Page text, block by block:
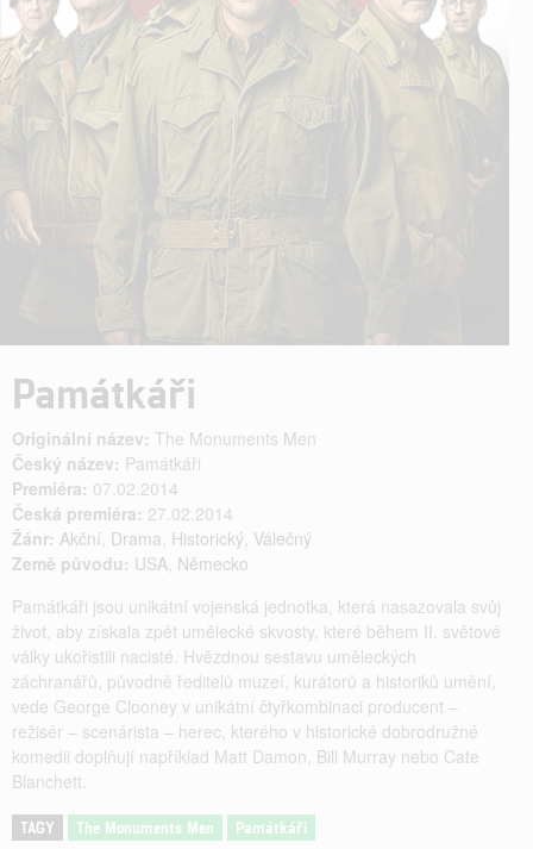
Památkáři
Originální název: The Monuments Men
Český název: Památkáři
Premiéra: 07.02.2014
Česká premiéra: 27.02.2014
Žánr: Akční, Drama, Historický, Válečný
Země původu: USA, Německo
Památkáři jsou unikátní vojenská jednotka, která nasazovala svůj
život, aby získala zpět umělecké skvosty, které během II. světové
války ukořistili nacisté. Hvězdnou sestavu uměleckých
záchranářů, původně ředitelů muzeí, kurátorů a historiků umění,
vede George Clooney v unikátní čtyřkombinaci producent –
režisér – scenárista – herec, kterého v historické dobrodružné
komedii doplňují například Matt Damon, Bill Murray nebo Cate
Blanchett.
TAGY The Monuments Men Památkáři